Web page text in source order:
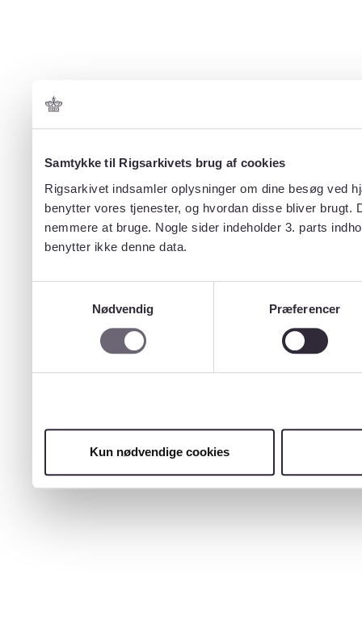
Samtykke til Rigsarkivets brug af cookies
Rigsarkivet indsamler oplysninger om dine besøg ved
benytter vores tjenester, og hvordan disse bliver
nemmere at bruge. Nogle sider indeholder 3. parts
benytter ikke denne data.
Nødvendig
Præferencer
Kun nødvendige cookies